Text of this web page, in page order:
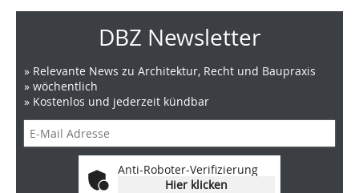
DBZ Newsletter
» Relevante News zu Architektur, Recht und Baupraxis
» wöchentlich
» Kostenlos und jederzeit kündbar
Anti-Roboter-Verifizierung
Hier klicken